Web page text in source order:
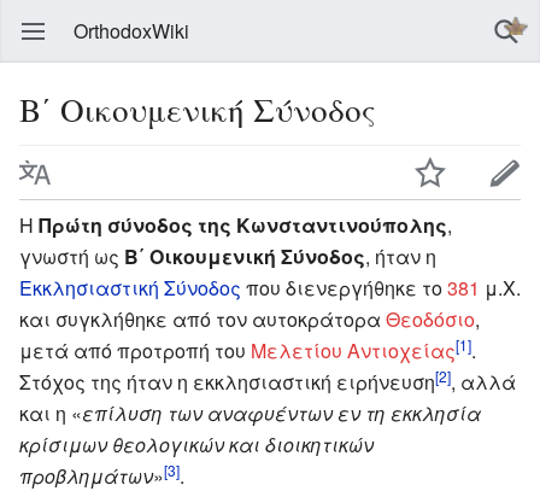
OrthodoxWiki
Β΄ Οικουμενική Σύνοδος
Η Πρώτη σύνοδος της Κωνσταντινούπολης,
γνωστή ως Β΄ Οικουμενική Σύνοδος, ήταν η
Εκκλησιαστική Σύνοδος που διενεργήθηκε το381 μ.Χ.
και συγκλήθηκε από τον αυτοκράτορα Θεοδόσιο,
μετά από προτροπή του Μελετίου Αντιοχείας[1].
Στόχος της ήταν η εκκλησιαστική ειρήνευση[2], αλλά
και η «επίλυση των αναφυέντων εν τη εκκλησία
κρίσιμων θεολογικών και διοικητικών
προβλημάτων»[3].